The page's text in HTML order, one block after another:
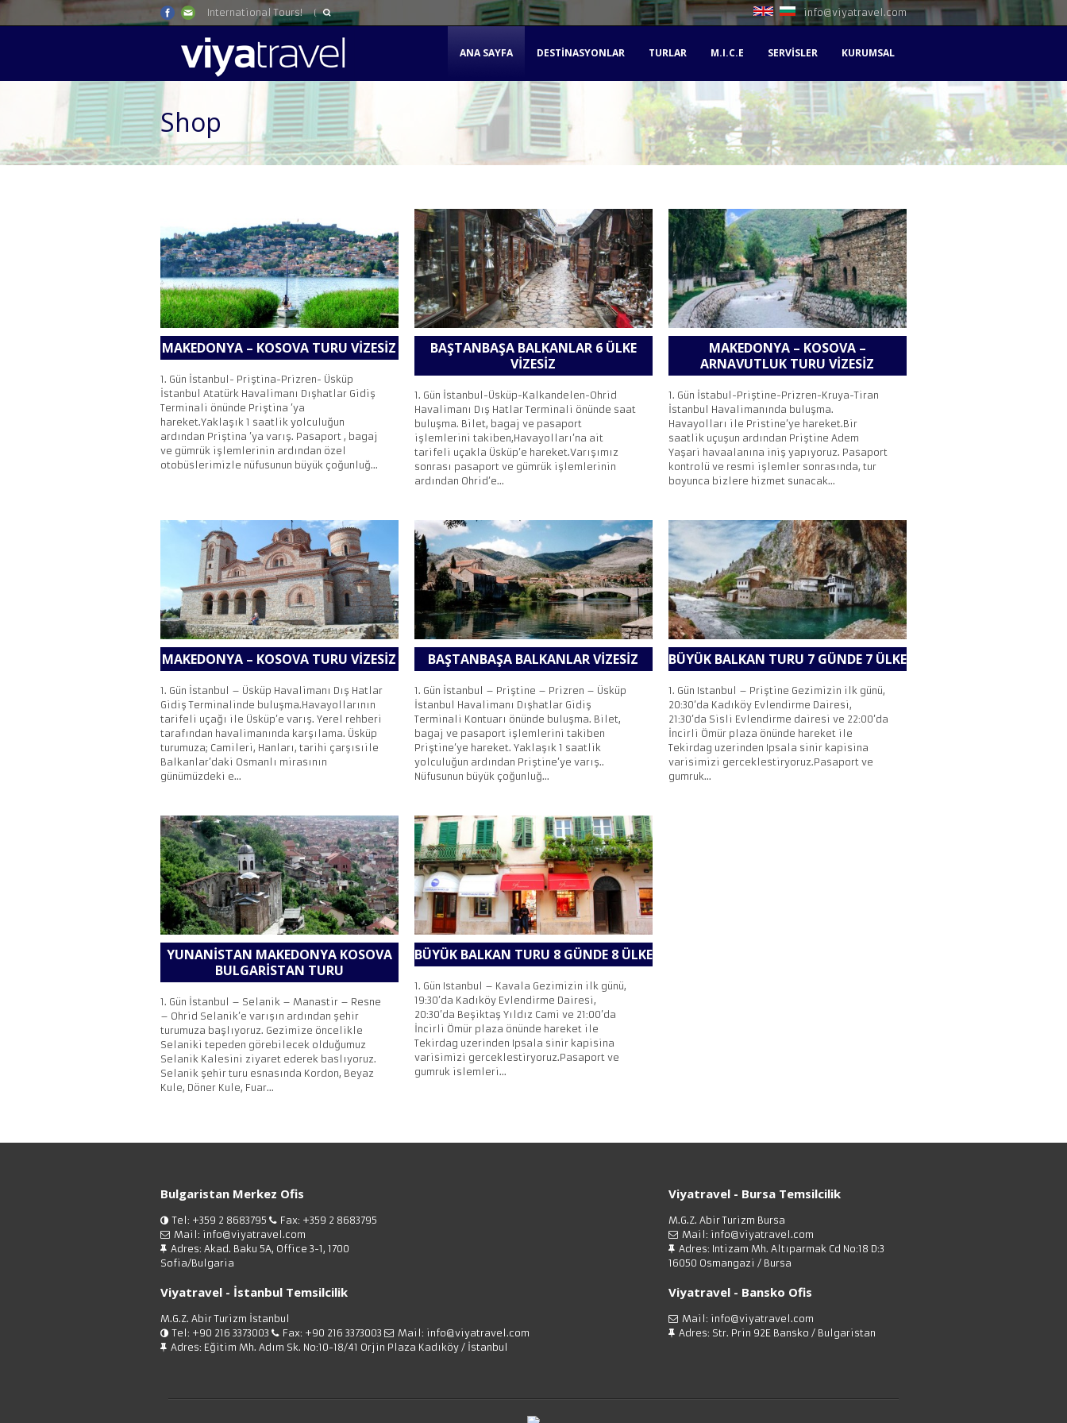
International Tours! info@viyatravel.com
ANA SAYFA DESTINASYONLAR TURLAR M.I.C.E SERVISLER KURUMSAL
Shop
MAKEDONYA – KOSOVA TURU VIZESIZ
1. Gün İstanbul- Priştina-Prizren- Üsküp
İstanbul Atatürk Havalimanı Dışhatlar Gidiş
Terminali önünde Priştina ’ya
hareket.Yaklaşık 1 saatlik yolculuğun
ardından Priştina ’ya varış. Pasaport , bagaj
ve gümrük işlemlerinin ardından özel
otobüslerimizle nüfusunun büyük çoğunluğ...
BAŞTANBAŞA BALKANLAR 6 ÜLKE
VIZESIZ
1. Gün İstanbul-Üsküp-Kalkandelen-Ohrid
Havalimanı Dış Hatlar Terminali önünde saat
buluşma. Bilet, bagaj ve pasaport
işlemlerini takiben,Havayolları’na ait
tarifeli uçakla Üsküp’e hareket.Varışımız
sonrası pasaport ve gümrük işlemlerinin
ardından Ohrid’e...
MAKEDONYA – KOSOVA –
ARNAVUTLUK TURU VIZESIZ
1. Gün İstabul-Priştine-Prizren-Kruya-Tiran
İstanbul Havalimanında buluşma.
Havayolları ile Pristine’ye hareket.Bir
saatlik uçuşun ardından Priştine Adem
Yaşari havaalanına iniş yapıyoruz. Pasaport
kontrolü ve resmi işlemler sonrasında, tur
boyunca bizlere hizmet sunacak...
MAKEDONYA – KOSOVA TURU VIZESIZ
1. Gün İstanbul – Üsküp Havalimanı Dış Hatlar
Gidiş Terminalinde buluşma.Havayollarının
tarifeli uçağı ile Üsküp’e varış. Yerel rehberi
tarafından havalimanında karşılama. Üsküp
turumuza; Camileri, Hanları, tarihi çarşısıile
Balkanlar’daki Osmanlı mirasının
günümüzdeki e...
BAŞTANBAŞA BALKANLAR VIZESIZ
1. Gün İstanbul – Priştine – Prizren – Üsküp
İstanbul Havalimanı Dışhatlar Gidiş
Terminali Kontuarı önünde buluşma. Bilet,
bagaj ve pasaport işlemlerini takiben
Priştine’ye hareket. Yaklaşık 1 saatlik
yolculuğun ardından Priştine’ye varış..
Nüfusunun büyük çoğunluğ...
BÜYÜK BALKAN TURU 7 GÜNDE 7 ÜLKE
1. Gün Istanbul – Priştine Gezimizin ilk günü,
20:30’da Kadıköy Evlendirme Dairesi,
21:30’da Sisli Evlendirme dairesi ve 22:00’da
İncirli Ömür plaza önünde hareket ile
Tekirdag uzerinden Ipsala sinir kapisina
varisimizi gerceklestiryoruz.Pasaport ve
gumruk...
YUNANISTAN MAKEDONYA KOSOVA
BULGARISTAN TURU
1. Gün İstanbul – Selanik – Manastir – Resne
– Ohrid Selanik’e varışın ardından şehir
turumuza başlıyoruz. Gezimize öncelikle
Selaniki tepeden görebilecek olduğumuz
Selanik Kalesini ziyaret ederek baslıyoruz.
Selanik şehir turu esnasında Kordon, Beyaz
Kule, Döner Kule, Fuar...
BÜYÜK BALKAN TURU 8 GÜNDE 8 ÜLKE
1. Gün Istanbul – Kavala Gezimizin ilk günü,
19:30’da Kadıköy Evlendirme Dairesi,
20:30’da Beşiktaş Yıldız Cami ve 21:00’da
İncirli Ömür plaza önünde hareket ile
Tekirdag uzerinden Ipsala sinir kapisina
varisimizi gerceklestiryoruz.Pasaport ve
gumruk islemleri...
Bulgaristan Merkez Ofis
Tel: +359 2 8683795
Fax: +359 2 8683795
Mail: info@viyatravel.com
Adres: Akad. Baku 5A, Office 3-1, 1700
Sofia/Bulgaria
Viyatravel - İstanbul Temsilcilik
M.G.Z. Abir Turizm İstanbul
Tel: +90 216 3373003
Fax: +90 216 3373003
Mail: info@viyatravel.com
Adres: Eğitim Mh. Adım Sk. No:10-18/41 Orjin Plaza Kadıköy / İstanbul
Viyatravel - Bursa Temsilcilik
M.G.Z. Abir Turizm Bursa
Mail: info@viyatravel.com
Adres: Intizam Mh. Altıparmak Cd No:18 D:3
16050 Osmangazi / Bursa
Viyatravel - Bansko Ofis
Mail: info@viyatravel.com
Adres: Str. Prin 92E Bansko / Bulgaristan